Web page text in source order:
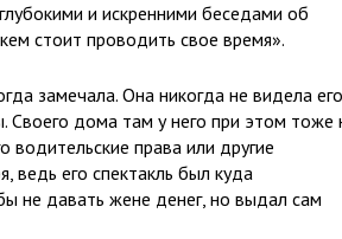
и искренними беседами об
стоит проводить свое время».
замечала. Она никогда не видела его
Своего дома там у него при этом тоже
права или другие
ведь его спектакль был куда
не давать жене денег, но выдал сам